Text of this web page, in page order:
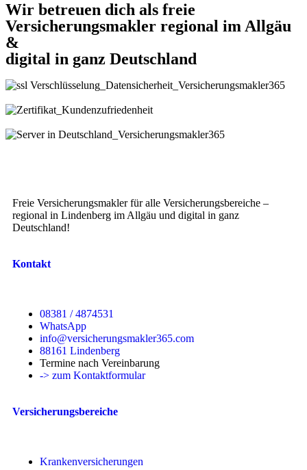
Wir betreuen dich als freie
Versicherungsmakler regional im Allgäu
&
digital in ganz Deutschland
Freie Versicherungsmakler für alle Versicherungsbereiche –
regional in Lindenberg im Allgäu und digital in ganz
Deutschland!
Kontakt
08381 / 4874531
WhatsApp
info@versicherungsmakler365.com
88161 Lindenberg
Termine nach Vereinbarung
-> zum Kontaktformular
Versicherungsbereiche
Krankenversicherungen